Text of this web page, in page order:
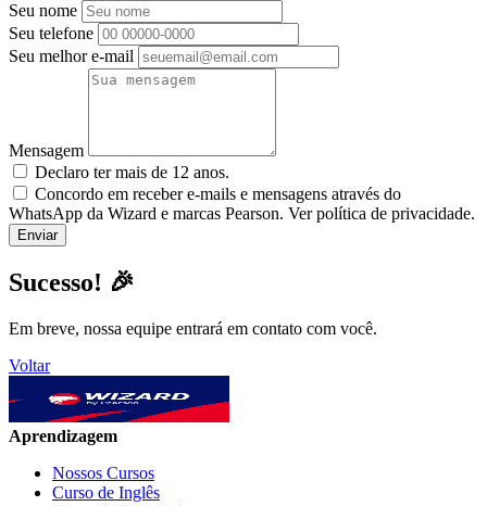
Seu nome
Seu telefone
Seu melhor e-mail
Mensagem
Declaro ter mais de 12 anos.
Concordo em receber e-mails e mensagens através do
WhatsApp da Wizard e marcas Pearson. Ver política de privacidade.
Sucesso! 🎉
Em breve, nossa equipe entrará em contato com você.
Voltar
Aprendizagem
Nossos Cursos
Curso de Inglês